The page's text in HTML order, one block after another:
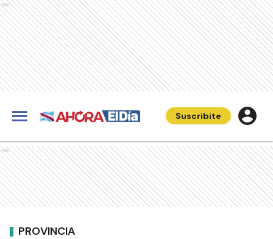
Ads
Suscribite
Ads
PROVINCIA